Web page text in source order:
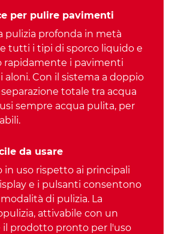
per pulire pavimenti
pulizia profonda in metà
tutti i tipi di sporco liquido e
rapidamente i pavimenti
aloni. Con il sistema a doppio
totale tra acqua
sempre acqua pulita, per
da usare
in uso rispetto ai principali
e i pulsanti consentono
di pulizia. La
attivabile con un
il prodotto pronto per l'uso